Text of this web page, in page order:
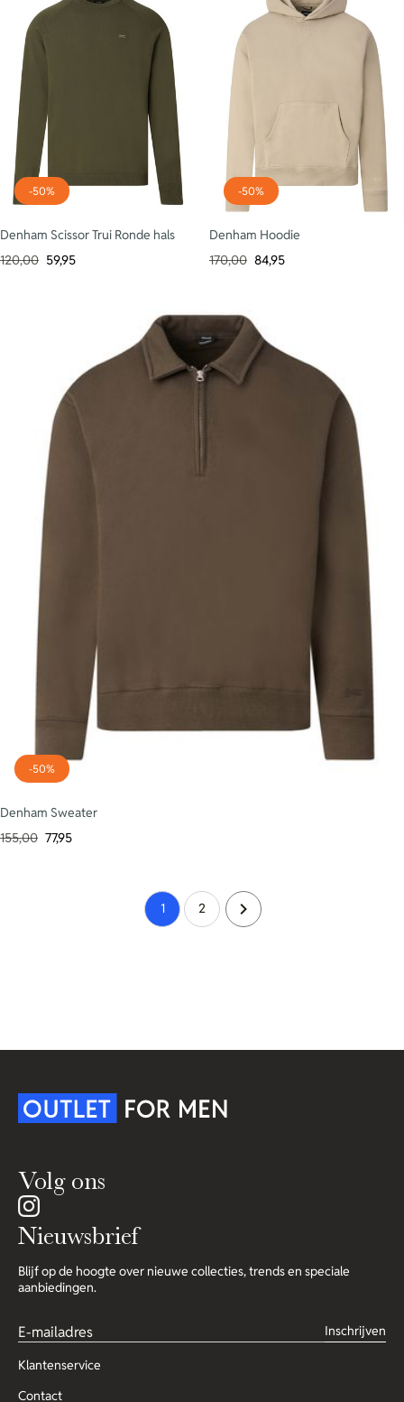
-50%
Denham Scissor Trui Ronde hals
120,00 59,95
-50%
Denham Hoodie
170,00 84,95
-50%
Denham Sweater
155,00 77,95
1 2
Volg ons
Nieuwsbrief
Blijf op de hoogte over nieuwe collecties, trends en speciale
aanbiedingen.
Inschrijven
Klantenservice
Contact